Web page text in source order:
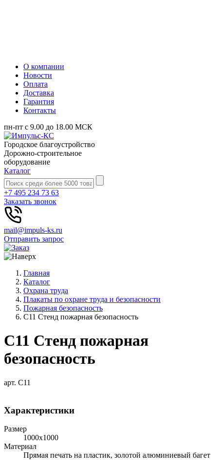
О компании
Новости
Оплата
Доставка
Гарантия
Контакты
пн-пт с 9.00 до 18.00 МСК
Городское благоустройство
Дорожно-строительное
оборудование
Каталог
+7 495 234 73 63
Заказать звонок
mail@impuls-ks.ru
Отправить запрос
Главная
Каталог
Охрана труда
Плакаты по охране труда и безопасности
Пожарная безопасность
С11 Стенд пожарная безопасность
С11 Стенд пожарная
безопасность
арт. С11
Характеристики
Размер
1000х1000
Материал
Прямая печать на пластик, золотой алюминиевый багет